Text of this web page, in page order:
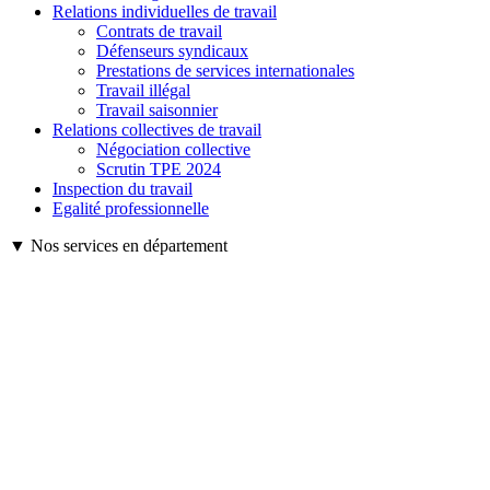
Relations individuelles de travail
Contrats de travail
Défenseurs syndicaux
Prestations de services internationales
Travail illégal
Travail saisonnier
Relations collectives de travail
Négociation collective
Scrutin TPE 2024
Inspection du travail
Egalité professionnelle
▼ Nos services en département